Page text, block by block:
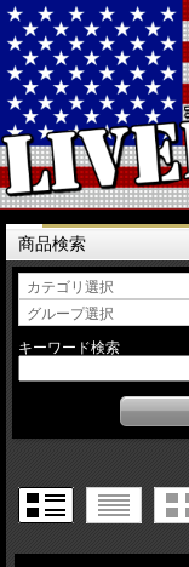
商品検索
キーワード検索